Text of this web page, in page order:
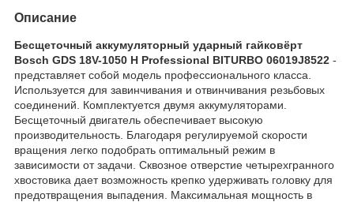
Описание
Бесщеточный аккумуляторный ударный гайковёрт
Bosch GDS 18V-1050 H Professional BITURBO 06019J8522 -
представляет собой модель профессионального класса.
Используется для завинчивания и отвинчивания резьбовых
соединений. Комплектуется двумя аккумуляторами.
Бесщеточный двигатель обеспечивает высокую
производительность. Благодаря регулируемой скорости
вращения легко подобрать оптимальный режим в
зависимости от задачи. Сквозное отверстие четырехгранного
хвостовика дает возможность крепко удерживать головку для
предотвращения выпадения. Максимальная мощность в